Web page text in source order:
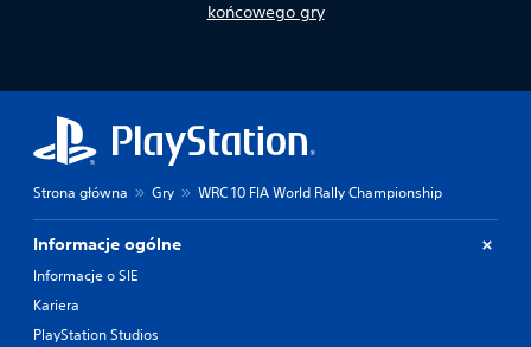
końcowego gry
Strona główna Gry WRC 10 FIA World Rally Championship
Informacje ogólne
Informacje o SIE
Kariera
PlayStation Studios